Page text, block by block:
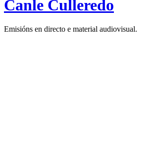
Canle Culleredo
Emisións en directo e material audiovisual.